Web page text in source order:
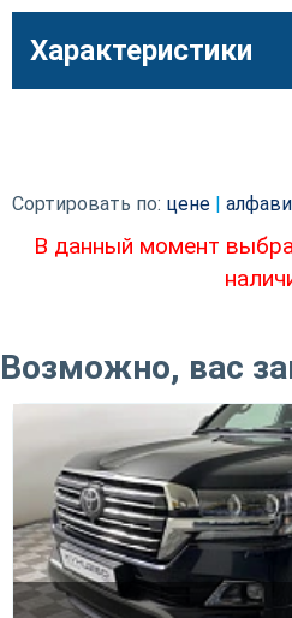
Характеристики
Сортировать по: цене
В данный момент
Возможно, вас